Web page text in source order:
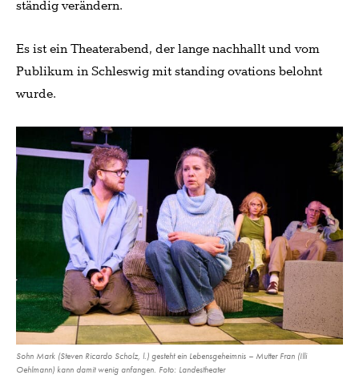
ständig verändern.
Es ist ein Theaterabend, der lange nachhallt und vom
Publikum in Schleswig mit standing ovations belohnt
wurde.
Sohn Mark (Steven Ricardo Scholz, l.) gesteht ein Lebensgeheimnis – Mutter Fran (Illi
Oehlmann) kann damit wenig anfangen. Foto: Landestheater